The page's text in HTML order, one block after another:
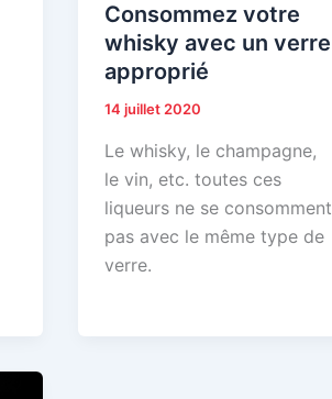
Consommez votre
whisky avec un verre
approprié
14 juillet 2020
Le whisky, le champagne,
le vin, etc. toutes ces
liqueurs ne se consomment
pas avec le même type de
verre.